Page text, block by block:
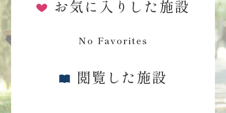
お気に入りした施設
No Favorites
閲覧した施設